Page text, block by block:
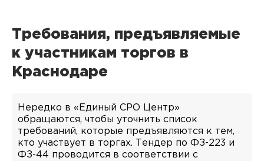
Требования, предъявляемые
к участникам торгов в
Краснодаре
Нередко в «Единый СРО Центр»
обращаются, чтобы уточнить список
требований, которые предъявляются к тем,
кто участвует в торгах. Тендер по ФЗ-223 и
ФЗ-44 проводится в соответствии с